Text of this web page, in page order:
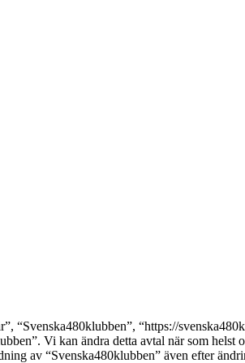
“Svenska480klubben”, “https://
Vi kan ändra detta avtal när som
av “Svenska480klubben” även efter